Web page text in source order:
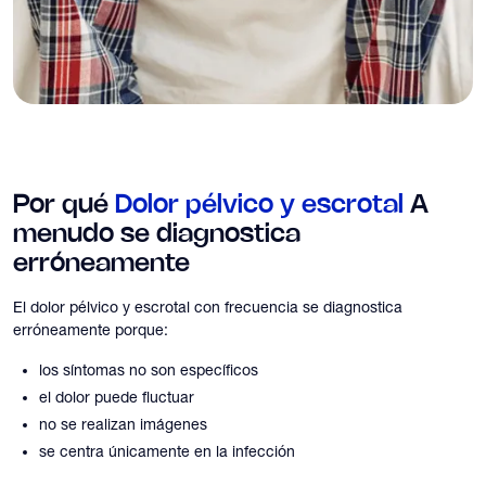
Por qué Dolor pélvico y escrotal A
menudo se diagnostica
erróneamente
El dolor pélvico y escrotal con frecuencia se diagnostica
erróneamente porque:
los síntomas no son específicos
el dolor puede fluctuar
no se realizan imágenes
se centra únicamente en la infección